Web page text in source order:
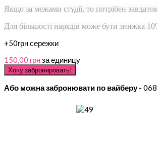
Якщо за межами студії, то потрібен
Для більшості нарядів може бути знижка
+50грн сережки
150,00 грнза единицу
Або можна забронювати по вайберу -